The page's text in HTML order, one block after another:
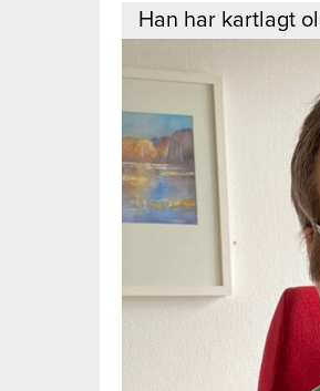
Han har kartlagt